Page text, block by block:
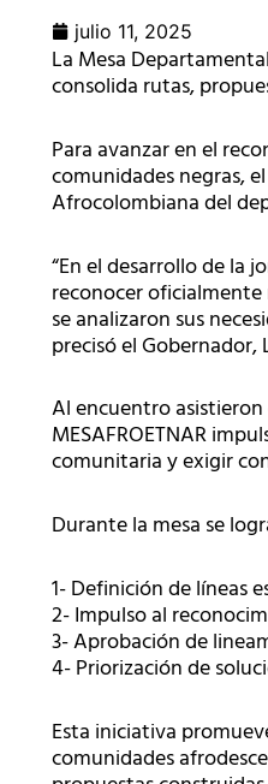
julio 11, 2025
La Mesa
consolida rutas,
Para avanzar en el
comunidades negras,
Afrocolombiana del
“En el desarrollo de la
reconocer
se analizaron sus
precisó el Gobernador,
Al encuentro
MESAFROETNAR
comunitaria y exigir
Durante la mesa se
1- Definición de líneas
2- Impulso al
3- Aprobación de
4- Priorización de
Esta iniciativa
comunidades